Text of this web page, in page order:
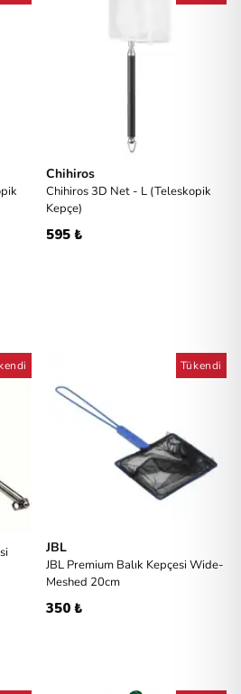
Chihiros
Chihiros 3D Net - L (Teleskopik
Kepçe)
595 ₺
Tükendi
JBL
JBL Premium Balık Kepçesi Wide-
Meshed 20cm
350 ₺